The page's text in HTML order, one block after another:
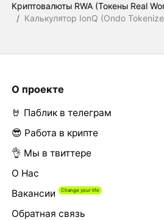
Криптовалюты RWA (Токены Real
/ Калькулятор IonQ (Ondo
О проекте
🤘 Паблик в телеграм
😎 Работа в крипте
👌 Мы в твиттере
О Нас
Вакансии
Обратная связь